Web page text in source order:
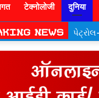
टेक्नोलोजी दुनिया
NEWS